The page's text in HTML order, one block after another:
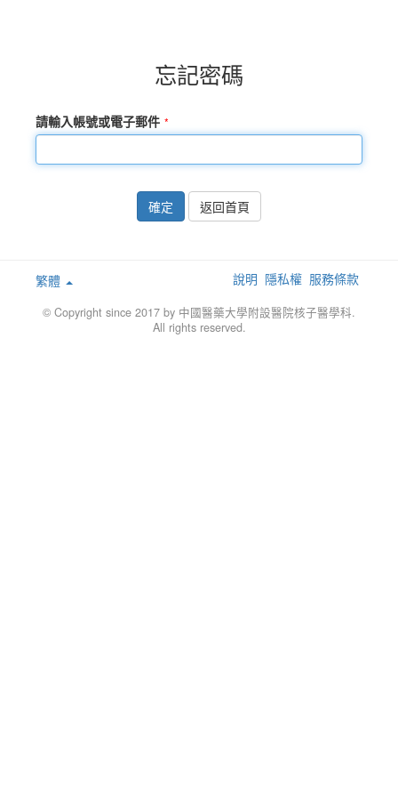
忘記密碼
請輸入帳號或電子郵件
確定 返回首頁
繁體 說明 隱私權 服務條款
© Copyright since 2017 by 中國醫藥大學附設醫院核子醫學科.
All rights reserved.